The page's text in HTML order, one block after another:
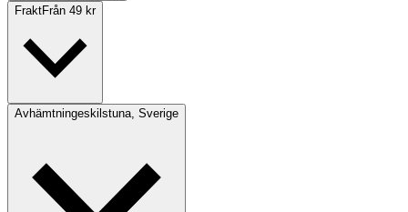
FraktFrån 49 kr
Avhämtningeskilstuna, Sverige